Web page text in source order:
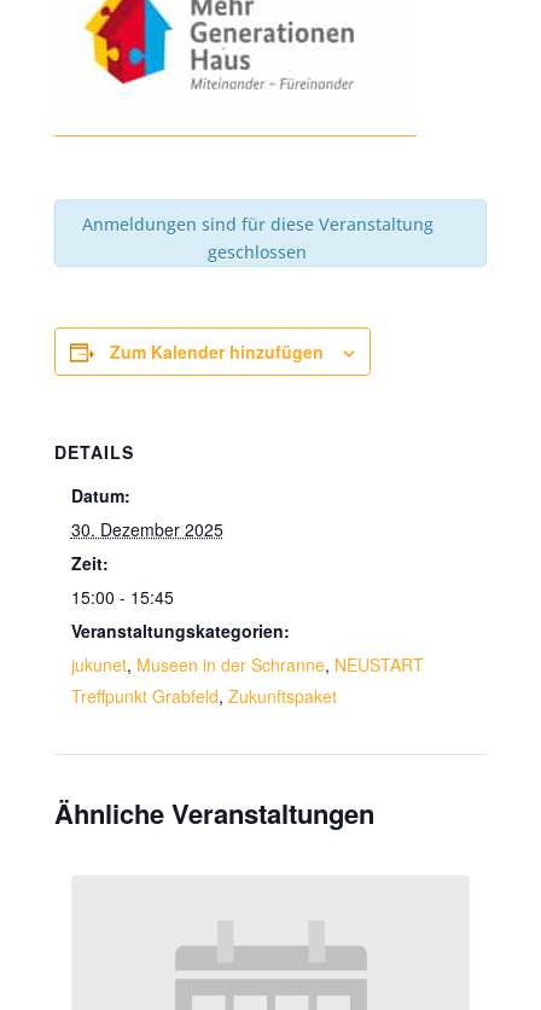
Anmeldungen sind für diese Veranstaltung
geschlossen
Zum Kalender hinzufügen
DETAILS
Datum:
30. Dezember 2025
Zeit:
15:00 - 15:45
Veranstaltungskategorien:
jukunet, Museen in der Schranne, NEUSTART
Treffpunkt Grabfeld, Zukunftspaket
Ähnliche Veranstaltungen